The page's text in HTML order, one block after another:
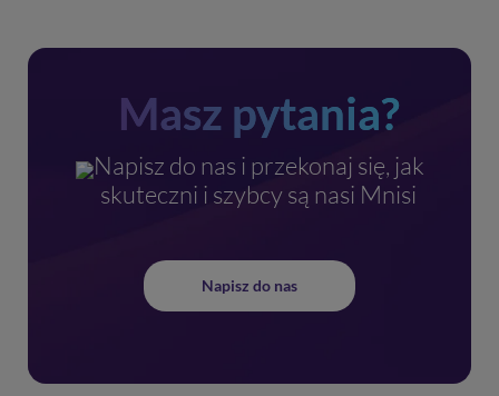
Masz pytania?
Napisz do nas i przekonaj się, jak
skuteczni i szybcy są nasi Mnisi
Napisz do nas